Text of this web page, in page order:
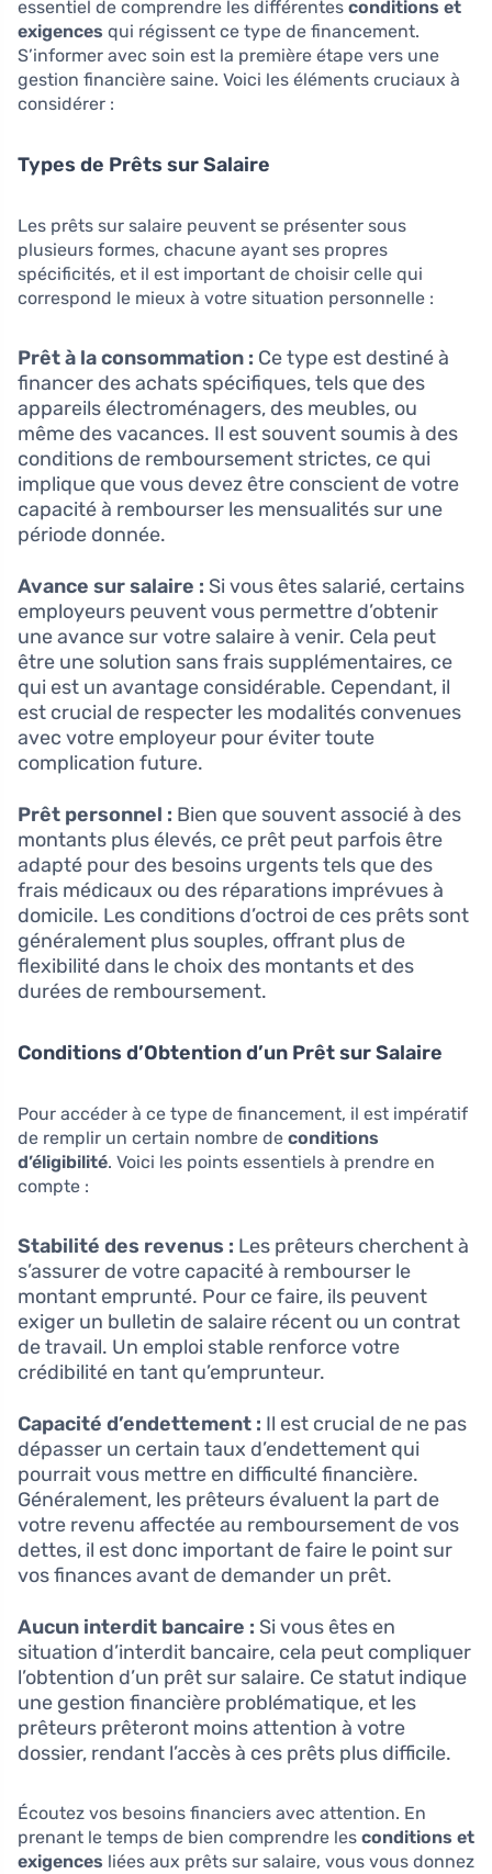
essentiel de comprendre les différentes conditions et
exigences qui régissent ce type de financement.
S’informer avec soin est la première étape vers une
gestion financière saine. Voici les éléments cruciaux à
considérer :
Types de Prêts sur Salaire
Les prêts sur salaire peuvent se présenter sous
plusieurs formes, chacune ayant ses propres
spécificités, et il est important de choisir celle qui
correspond le mieux à votre situation personnelle :
Prêt à la consommation : Ce type est destiné à
financer des achats spécifiques, tels que des
appareils électroménagers, des meubles, ou
même des vacances. Il est souvent soumis à des
conditions de remboursement strictes, ce qui
implique que vous devez être conscient de votre
capacité à rembourser les mensualités sur une
période donnée.
Avance sur salaire : Si vous êtes salarié, certains
employeurs peuvent vous permettre d’obtenir
une avance sur votre salaire à venir. Cela peut
être une solution sans frais supplémentaires, ce
qui est un avantage considérable. Cependant, il
est crucial de respecter les modalités convenues
avec votre employeur pour éviter toute
complication future.
Prêt personnel : Bien que souvent associé à des
montants plus élevés, ce prêt peut parfois être
adapté pour des besoins urgents tels que des
frais médicaux ou des réparations imprévues à
domicile. Les conditions d’octroi de ces prêts sont
généralement plus souples, offrant plus de
flexibilité dans le choix des montants et des
durées de remboursement.
Conditions d’Obtention d’un Prêt sur Salaire
Pour accéder à ce type de financement, il est impératif
de remplir un certain nombre de conditions
d’éligibilité. Voici les points essentiels à prendre en
compte :
Stabilité des revenus : Les prêteurs cherchent à
s’assurer de votre capacité à rembourser le
montant emprunté. Pour ce faire, ils peuvent
exiger un bulletin de salaire récent ou un contrat
de travail. Un emploi stable renforce votre
crédibilité en tant qu’emprunteur.
Capacité d’endettement : Il est crucial de ne pas
dépasser un certain taux d’endettement qui
pourrait vous mettre en difficulté financière.
Généralement, les prêteurs évaluent la part de
votre revenu affectée au remboursement de vos
dettes, il est donc important de faire le point sur
vos finances avant de demander un prêt.
Aucun interdit bancaire : Si vous êtes en
situation d’interdit bancaire, cela peut compliquer
l’obtention d’un prêt sur salaire. Ce statut indique
une gestion financière problématique, et les
prêteurs prêteront moins attention à votre
dossier, rendant l’accès à ces prêts plus difficile.
Écoutez vos besoins financiers avec attention. En
prenant le temps de bien comprendre les conditions et
exigences liées aux prêts sur salaire, vous vous donnez